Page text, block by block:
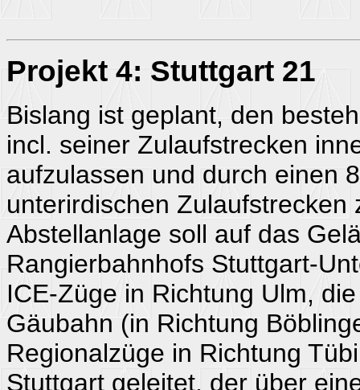
Projekt 4: Stuttgart 21
Bislang ist geplant, den
incl. seiner Zulaufstrecken
aufzulassen und durch einen
unterirdischen
Abstellanlage soll auf das
Rangierbahnhofs Stuttgart-
ICE-Züge in Richtung Ulm,
Gäubahn (in Richtung
Regionalzüge in Richtung
Stuttgart geleitet, der über